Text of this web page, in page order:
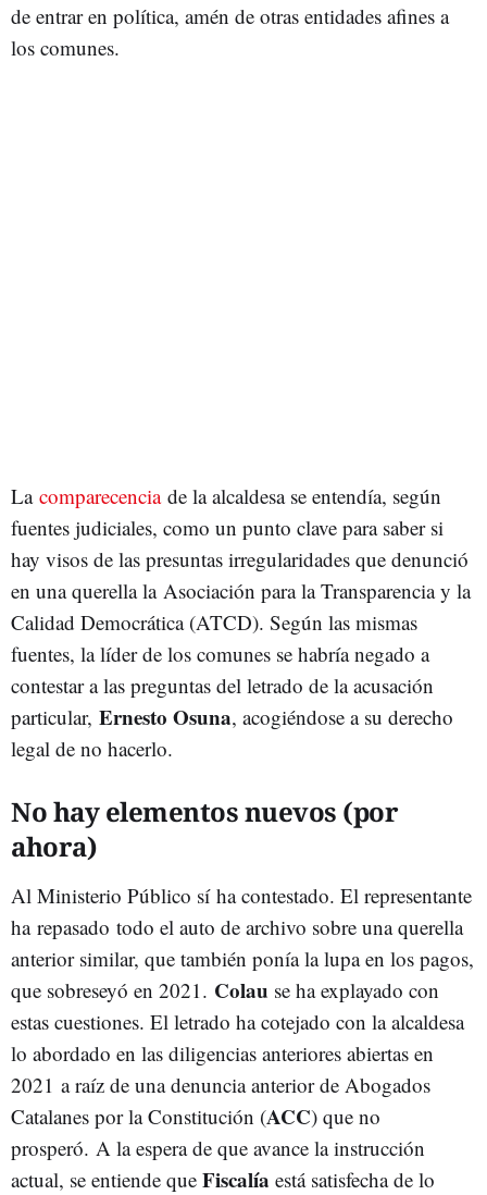
de entrar en política, amén de otras entidades afines a
los comunes.
La comparecenciade la alcaldesa se entendía, según
fuentes judiciales, como un punto clave para saber si
hay visos de las presuntas irregularidades que denunció
en una querella la Asociación para la Transparencia y la
Calidad Democrática (ATCD). Según las mismas
fuentes, la líder de los comunes se habría negado a
contestar a las preguntas del letrado de la acusación
particular, Ernesto Osuna, acogiéndose a su derecho
legal de no hacerlo.
No hay elementos nuevos (por
ahora)
Al Ministerio Público sí ha contestado. El representante
ha repasado todo el auto de archivo sobre una querella
anterior similar, que también ponía la lupa en los pagos,
que sobreseyó en 2021. Colau se ha explayado con
estas cuestiones. El letrado ha cotejado con la alcaldesa
lo abordado en las diligencias anteriores abiertas en
2021 a raíz de una denuncia anterior de Abogados
Catalanes por la Constitución (ACC) que no
prosperó. A la espera de que avance la instrucción
actual, se entiende que Fiscalía está satisfecha de lo